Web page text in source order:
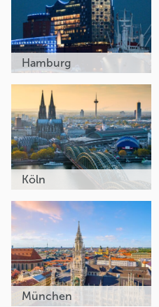
Hamburg
Köln
München